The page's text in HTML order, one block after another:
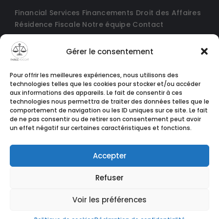
Gérer le consentement
Pour offrir les meilleures expériences, nous utilisons des
technologies telles que les cookies pour stocker et/ou accéder
aux informations des appareils. Le fait de consentir à ces
technologies nous permettra de traiter des données telles que le
comportement de navigation ou les ID uniques sur ce site. Le fait
de ne pas consentir ou de retirer son consentement peut avoir
un effet négatif sur certaines caractéristiques et fonctions.
Accepter
Refuser
Voir les préférences
Financial Services Financements Droit des Affaires
Résidence Fiscale Notre équipe Contact
© Copyright 2024 conçu par